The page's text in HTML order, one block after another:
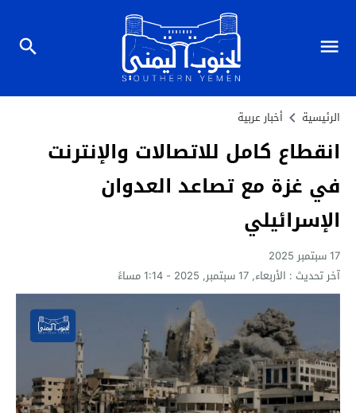
الرئيسية أخبار عربية
انقطاع كامل للاتصالات والإنترنت
في غزة مع تصاعد العدوان
الإسرائيلي
17 سبتمبر 2025
آخر تحديث : الأربعاء, 17 سبتمبر, 2025 - 1:14 مساءً